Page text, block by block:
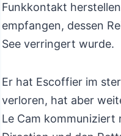
Funkkontakt
empfangen, dessen
See verringert wurde.
Er hat Escoffier im
verloren, hat aber
Le Cam kommuniziert